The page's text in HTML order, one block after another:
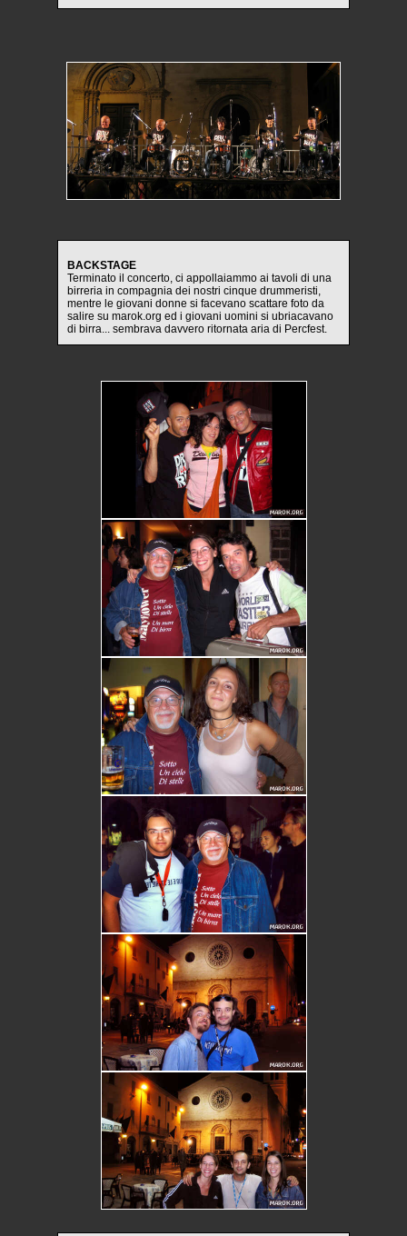
BACKSTAGE
Terminato il concerto, ci appollaiammo ai tavoli di una
birreria in compagnia dei nostri cinque drummeristi,
mentre le giovani donne si facevano scattare foto da
salire su marok.org ed i giovani uomini si ubriacavano
di birra... sembrava davvero ritornata aria di Percfest.